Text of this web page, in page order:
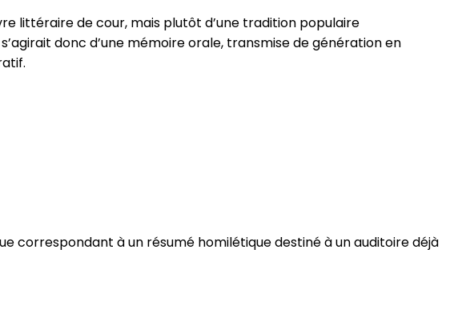
littéraire de cour, mais plutôt d’une tradition populaire
donc d’une mémoire orale, transmise de génération en
correspondant à un résumé homilétique destiné à un auditoire déjà